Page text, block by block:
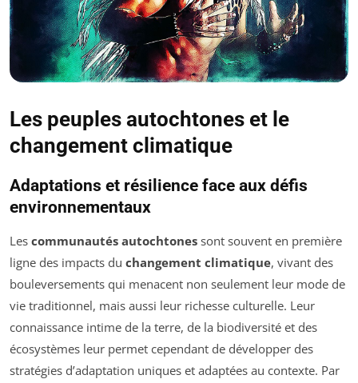
Les peuples autochtones et le
changement climatique
Adaptations et résilience face aux défis
environnementaux
Les communautés autochtones sont souvent en première
ligne des impacts du changement climatique, vivant des
bouleversements qui menacent non seulement leur mode de
vie traditionnel, mais aussi leur richesse culturelle. Leur
connaissance intime de la terre, de la biodiversité et des
écosystèmes leur permet cependant de développer des
stratégies d’adaptation uniques et adaptées au contexte. Par